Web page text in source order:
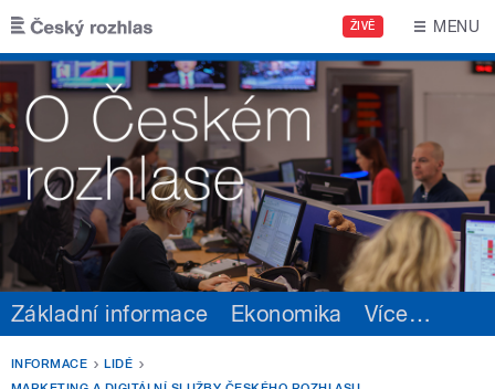
Přejít k hlavnímu obsahu
ŽIVĚ MENU
Základní informace Ekonomika Více…
INFORMACE
LIDÉ